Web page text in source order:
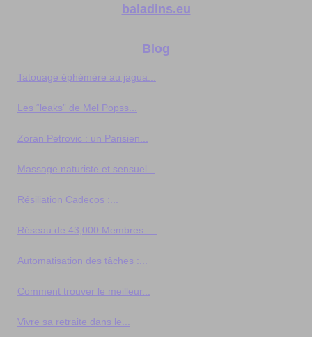
baladins.eu
Blog
Tatouage éphémère au jagua...
Les “leaks” de Mel Popss...
Zoran Petrovic : un Parisien...
Massage naturiste et sensuel...
Résiliation Cadecos :...
Réseau de 43,000 Membres :...
Automatisation des tâches :...
Comment trouver le meilleur...
Vivre sa retraite dans le...